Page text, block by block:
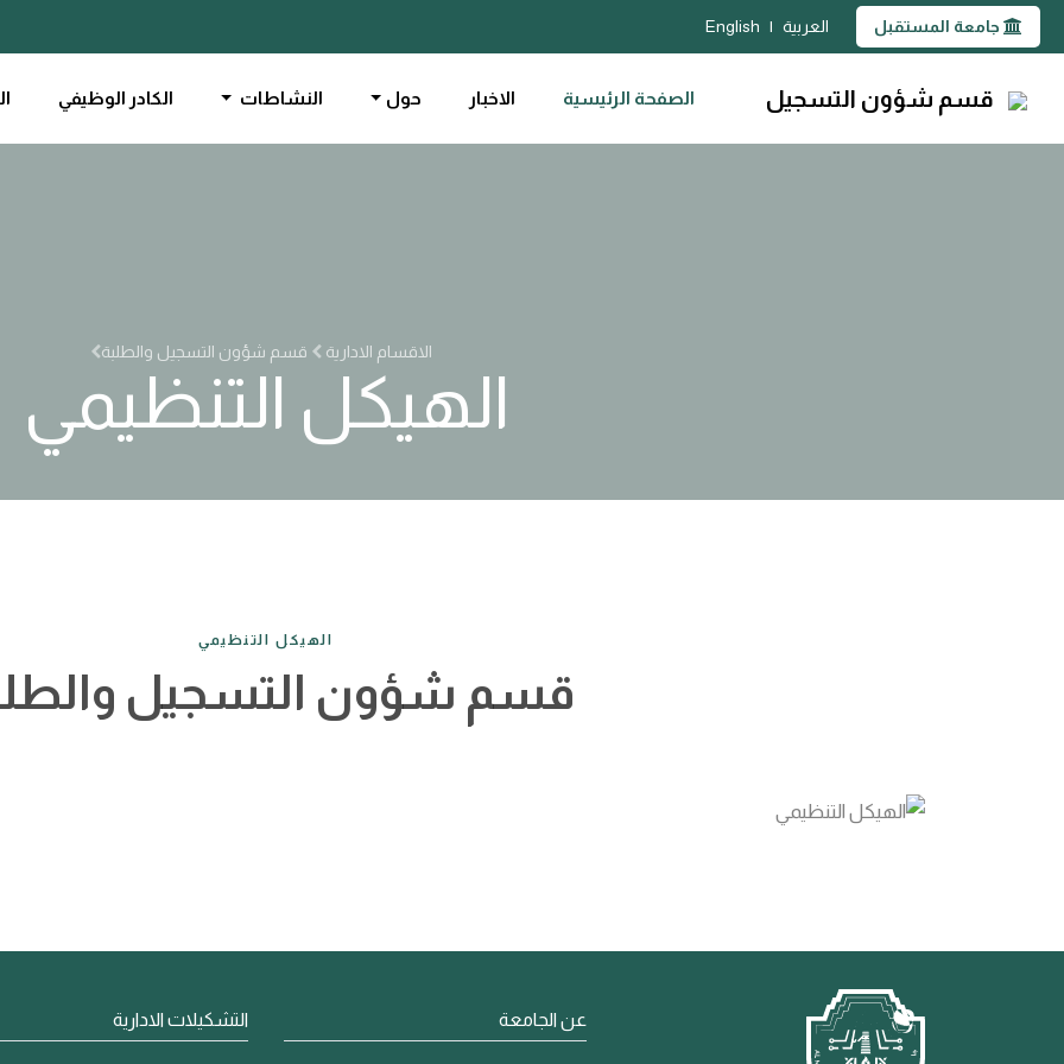
جامعة المستقبل العربية |
English
قسم شؤون التسجيل الصفحة الرئيسية الاخبار حول النشاطات الكادر الوظيفي
الاقسام الادارية قسم شؤون التسجيل والطلبة
الهيكل التنظيمي
الهيكل التنظيمي
قسم شؤون التسجيل
عن الجامعة التشكيلات الادارية